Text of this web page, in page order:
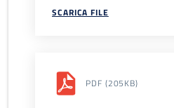
SCARICA FILE
PDF (205KB)